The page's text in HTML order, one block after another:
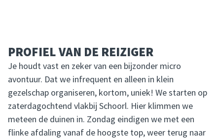
PROFIEL VAN DE REIZIGER
Je houdt vast en zeker van een bijzonder micro
avontuur. Dat we infrequent en alleen in klein
gezelschap organiseren, kortom, uniek! We starten op
zaterdagochtend vlakbij Schoorl. Hier klimmen we
meteen de duinen in. Zondag eindigen we met een
flinke afdaling vanaf de hoogste top, weer terug naar